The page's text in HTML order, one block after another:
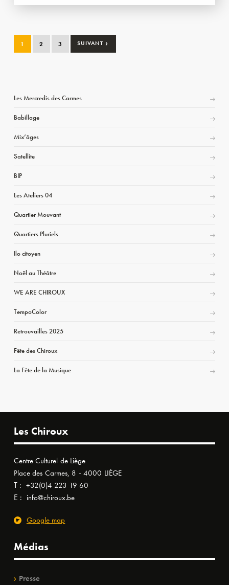
1 2 3 SUIVANT ›
Les Mercredis des Carmes
Babillage
Mix’âges
Satellite
BIP
Les Ateliers 04
Quartier Mouvant
Quartiers Pluriels
Ilo citoyen
Noël au Théâtre
WE ARE CHIROUX
TempoColor
Retrouvailles 2025
Fête des Chiroux
La Fête de la Musique
Les Chiroux
Centre Culturel de Liège
Place des Carmes, 8 - 4000 LIÈGE
T : +32(0)4 223 19 60
E : info@chiroux.be
Google map
Médias
Presse